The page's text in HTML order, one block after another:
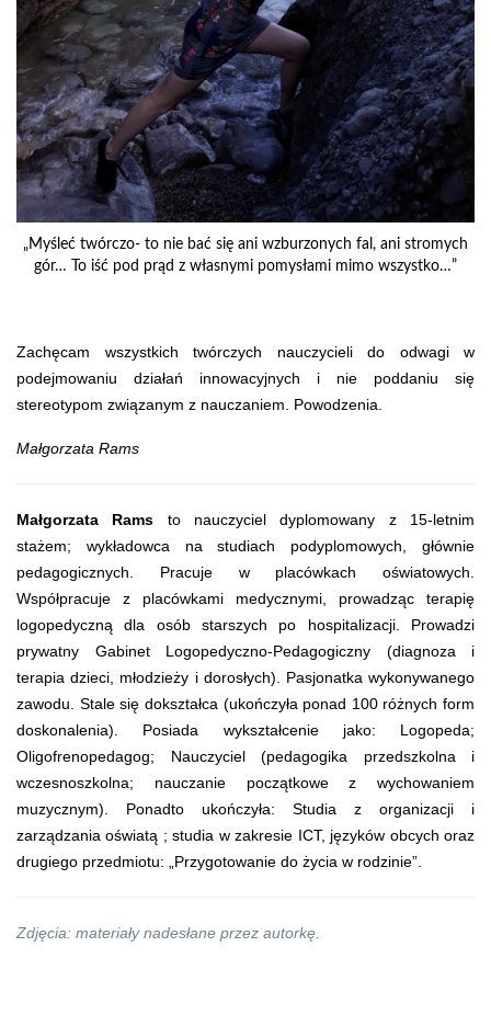
„Myśleć twórczo- to nie bać się ani wzburzonych fal, ani stromych
gór… To iść pod prąd z własnymi pomysłami mimo wszystko…”
Zachęcam wszystkich twórczych nauczycieli do odwagi w
podejmowaniu działań innowacyjnych i nie poddaniu się
stereotypom związanym z nauczaniem. Powodzenia.
Małgorzata Rams
Małgorzata Rams to nauczyciel dyplomowany z 15-letnim
stażem; wykładowca na studiach podyplomowych, głównie
pedagogicznych. Pracuje w placówkach oświatowych.
Współpracuje z placówkami medycznymi, prowadząc terapię
logopedyczną dla osób starszych po hospitalizacji. Prowadzi
prywatny Gabinet Logopedyczno-Pedagogiczny (diagnoza i
terapia dzieci, młodzieży i dorosłych). Pasjonatka wykonywanego
zawodu. Stale się dokształca (ukończyła ponad 100 różnych form
doskonalenia). Posiada wykształcenie jako: Logopeda;
Oligofrenopedagog; Nauczyciel (pedagogika przedszkolna i
wczesnoszkolna; nauczanie początkowe z wychowaniem
muzycznym). Ponadto ukończyła: Studia z organizacji i
zarządzania oświatą ; studia w zakresie ICT, języków obcych oraz
drugiego przedmiotu: „Przygotowanie do życia w rodzinie”.
Zdjęcia: materiały nadesłane przez autorkę.